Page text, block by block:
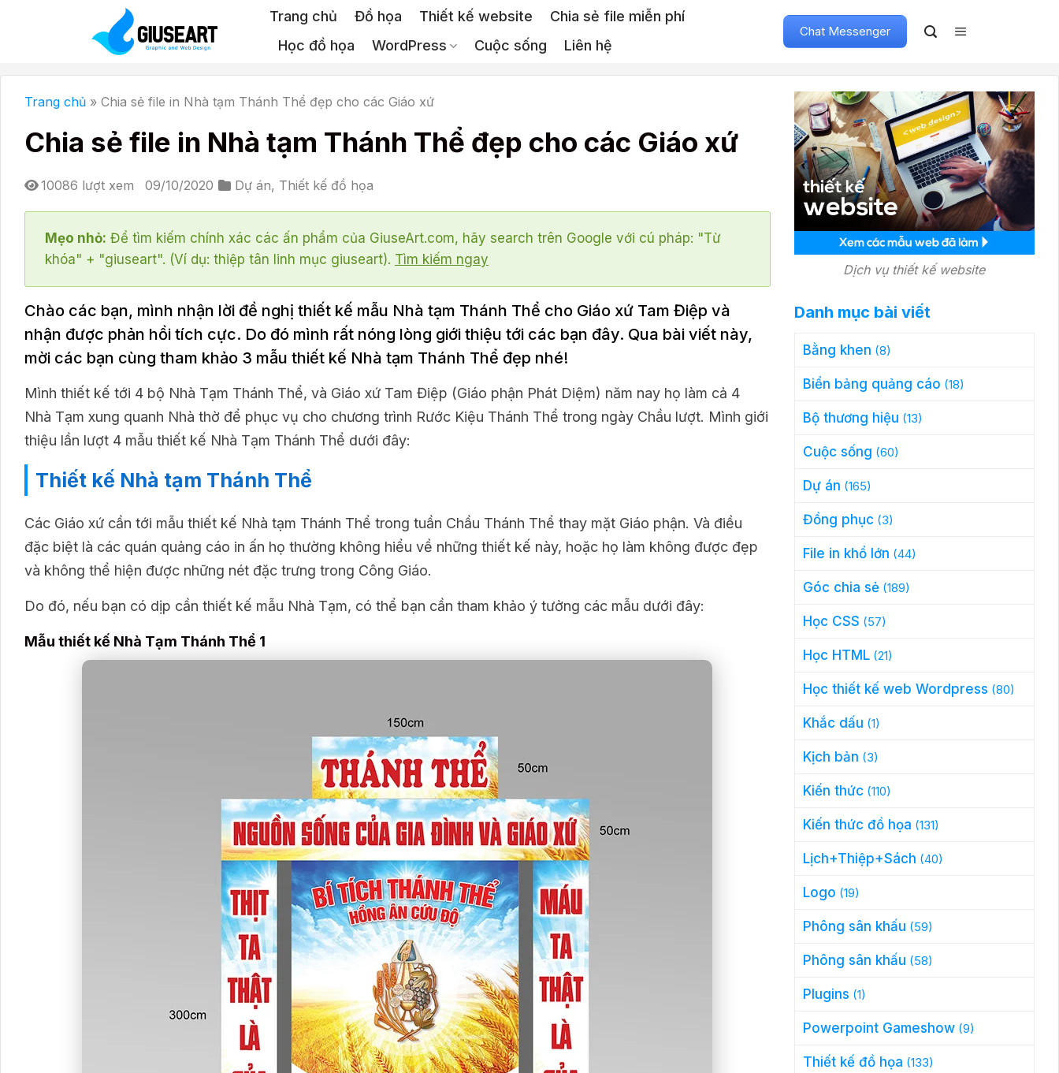
Trang chủ Đồ họa Thiết kế website
Chia sẻ file miễn phí
Học đồ họa
WordPress Cuộc sống Liên hệ
Chat Messenger
Trang chủ » Chia sẻ file in Nhà tạm Thánh Thể đẹp cho các Giáo xứ
Chia sẻ file in Nhà tạm Thánh Thể đẹp cho các Giáo xứ
10086 lượt xem 09/10/2020 Dự án, Thiết kế đồ họa
Mẹo nhỏ: Để tìm kiếm chính xác các ấn phẩm của GiuseArt.com, hãy search trên Google với cú pháp: "Từ
khóa" + "giuseart". (Ví dụ: thiệp tân linh mục giuseart). Tìm kiếm ngay
Chào các bạn, mình nhận lời đề nghị thiết kế mẫu Nhà tạm Thánh Thể cho Giáo xứ Tam Điệp và
nhận được phản hồi tích cực. Do đó mình rất nóng lòng giới thiệu tới các bạn đây. Qua bài viết này,
mời các bạn cùng tham khảo 3 mẫu thiết kế Nhà tạm Thánh Thể đẹp nhé!
Mình thiết kế tới 4 bộ Nhà Tạm Thánh Thể, và Giáo xứ Tam Điệp (Giáo phận Phát Diệm) năm nay họ làm cả 4
Nhà Tạm xung quanh Nhà thờ để phục vụ cho chương trình Rước Kiệu Thánh Thể trong ngày Chầu lượt. Mình giới
thiệu lần lượt 4 mẫu thiết kế Nhà Tạm Thánh Thể dưới đây:
Thiết kế Nhà tạm Thánh Thể
Các Giáo xứ cần tới mẫu thiết kế Nhà tạm Thánh Thể trong tuần Chầu Thánh Thể thay mặt Giáo phận. Và điều
đặc biệt là các quán quảng cáo in ấn họ thường không hiểu về những thiết kế này, hoặc họ làm không được đẹp
và không thể hiện được những nét đặc trưng trong Công Giáo.
Do đó, nếu bạn có dịp cần thiết kế mẫu Nhà Tạm, có thể bạn cần tham khảo ý tưởng các mẫu dưới đây:
Mẫu thiết kế Nhà Tạm Thánh Thể 1
Dịch vụ thiết kế website
Danh mục bài viết
Bằng khen (8)
Biển bảng quảng cáo (18)
Bộ thương hiệu (13)
Cuộc sống (60)
Dự án (165)
Đồng phục (3)
File in khổ lớn (44)
Góc chia sẻ(189)
Học CSS (57)
Học HTML(21)
Học thiết kế web Wordpress (80)
Khắc dấu (1)
Kịch bản (3)
Kiến thức (110)
Kiến thức đồ họa (131)
Lịch+Thiệp+Sách (40)
Logo (19)
Phông sân khấu (59)
Phông sân khấu (58)
Plugins (1)
Powerpoint Gameshow(9)
Thiết kế đồ họa (133)